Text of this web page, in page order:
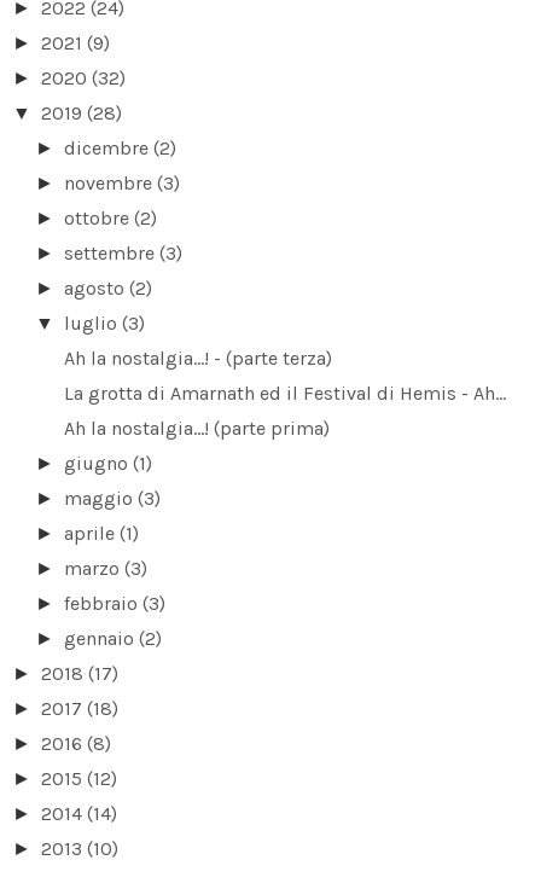
► 2022 (24)
► 2021 (9)
► 2020 (32)
▼ 2019 (28)
►dicembre (2)
► novembre (3)
►ottobre (2)
► settembre (3)
►agosto (2)
▼ luglio (3)
Ah la nostalgia...! - (parte terza)
La grotta di Amarnath ed il Festival di Hemis - Ah...
Ah la nostalgia...! (parte prima)
►giugno (1)
► maggio (3)
►aprile (1)
► marzo (3)
►febbraio (3)
►gennaio (2)
► 2018 (17)
► 2017 (18)
► 2016 (8)
► 2015 (12)
► 2014 (14)
► 2013 (10)